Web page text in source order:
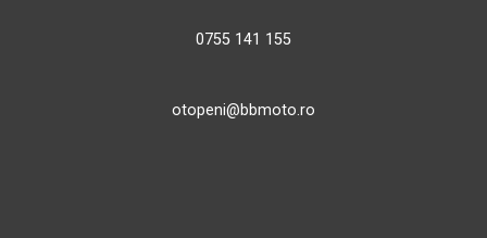
0755 141 155
otopeni@bbmoto.ro